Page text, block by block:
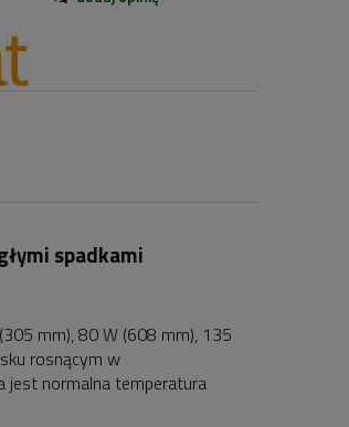
spadkami
mm), 80 W (608 mm), 135
rosnącym w
jest normalna temperatura